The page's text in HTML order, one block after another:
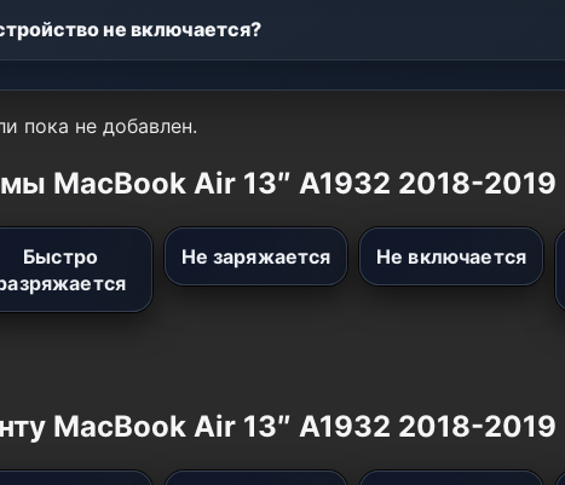
не включается?
пока не добавлен.
MacBook Air 13″ A1932 2018-2019
Быстро
Не заряжается Не включается
MacBook Air 13″ A1932 2018-2019